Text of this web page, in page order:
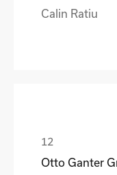
Calin Ratiu
Otto Ganter